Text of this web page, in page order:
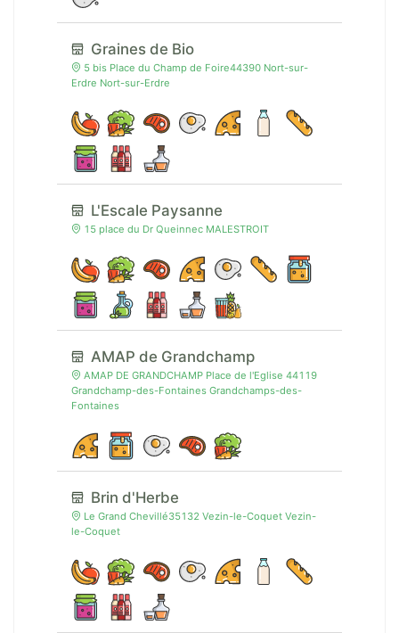
Graines de Bio
5 bis Place du Champ de Foire44390 Nort-sur-
Erdre Nort-sur-Erdre
L'Escale Paysanne
15 place du Dr Queinnec MALESTROIT
AMAP de Grandchamp
AMAP DE GRANDCHAMP Place de l'Eglise 44119
Grandchamp-des-Fontaines Grandchamps-des-
Fontaines
Brin d'Herbe
Le Grand Chevillé35132 Vezin-le-Coquet Vezin-
le-Coquet